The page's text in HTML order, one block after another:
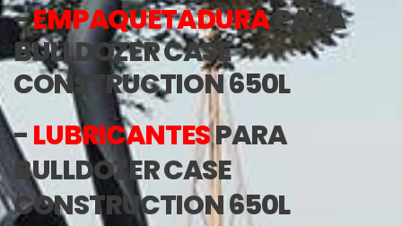
-EMPAQUETADURAPARA
BULLDOZER CASE
CONSTRUCTION 650L
-LUBRICANTESPARA
BULLDOZER CASE
CONSTRUCTION 650L